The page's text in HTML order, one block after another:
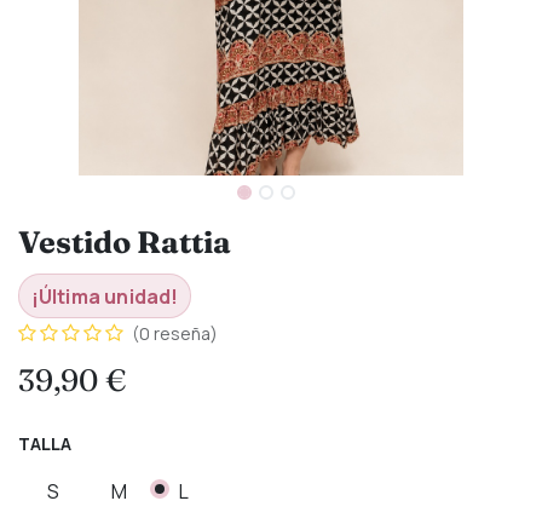
Vestido Rattia
¡Última unidad!
(0 reseña)
39,90€
TALLA
S M L